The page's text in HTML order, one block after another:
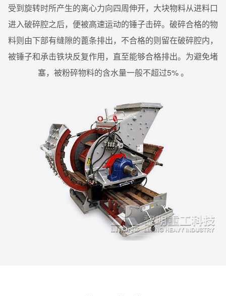
受到旋转时所产生的离心力向四周伸开，大块物料从进料口
进入破碎腔之后，便被高速运动的锤子击碎。破碎合格的物
料则由下部有缝隙的蓖条排出，不合格的则留在破碎腔内，
被锤子和承击铁块反复作用，直至能够合格排出。为避免堵
塞，被粉碎物料的含水量一般不超过5% 。